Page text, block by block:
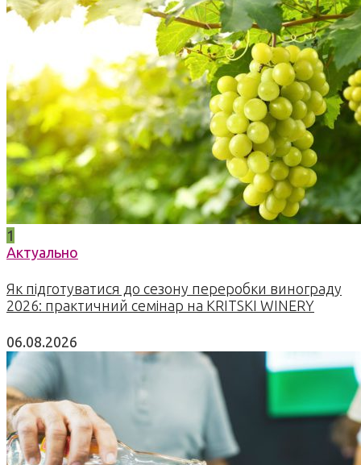
1
Актуально
Як підготуватися до сезону переробки винограду
2026: практичний семінар на KRITSKI WINERY
06.08.2026